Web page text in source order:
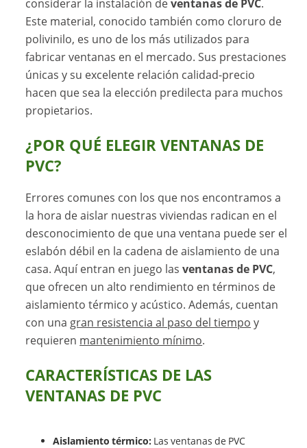
considerar la instalación deventanas de PVC.
Este material, conocido también como cloruro de
polivinilo, es uno de los más utilizados para
fabricar ventanas en el mercado. Sus prestaciones
únicas y su excelente relación calidad-precio
hacen que sea la elección predilecta para muchos
propietarios.
¿POR QUÉ ELEGIR VENTANAS DE
PVC?
Errores comunes con los que nos encontramos a
la hora de aislar nuestras viviendas radican en el
desconocimiento de que una ventana puede ser el
eslabón débil en la cadena de aislamiento de una
casa. Aquí entran en juego lasventanas de PVC,
que ofrecen un alto rendimiento en términos de
aislamiento térmico y acústico. Además, cuentan
con unagran resistencia al paso del tiempo y
requieren mantenimiento mínimo.
CARACTERÍSTICAS DE LAS
VENTANAS DE PVC
Aislamiento térmico: Las ventanas de PVC